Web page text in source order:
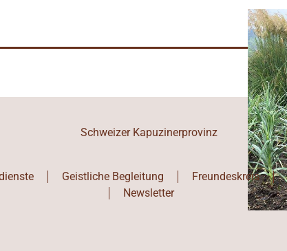
Schweizer Kapuzinerprovinz
Geistliche Begleitung Freundeskreis
Newsletter